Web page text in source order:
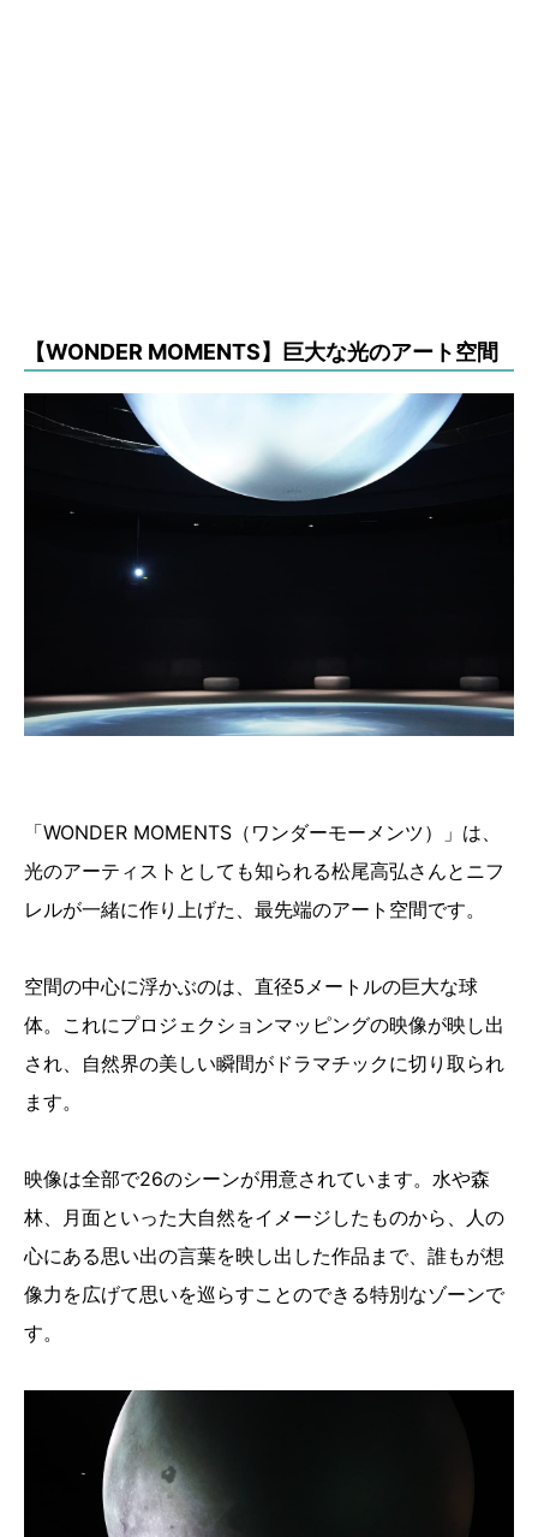
【WONDER MOMENTS】巨大な光のアート空間
「WONDER MOMENTS（ワンダーモーメンツ）」は、
光のアーティストとしても知られる松尾高弘さんとニフ
レルが一緒に作り上げた、最先端のアート空間です。
空間の中心に浮かぶのは、直径5メートルの巨大な球
体。これにプロジェクションマッピングの映像が映し出
され、自然界の美しい瞬間がドラマチックに切り取られ
ます。
映像は全部で26のシーンが用意されています。水や森
林、月面といった大自然をイメージしたものから、人の
心にある思い出の言葉を映し出した作品まで、誰もが想
像力を広げて思いを巡らすことのできる特別なゾーンで
す。